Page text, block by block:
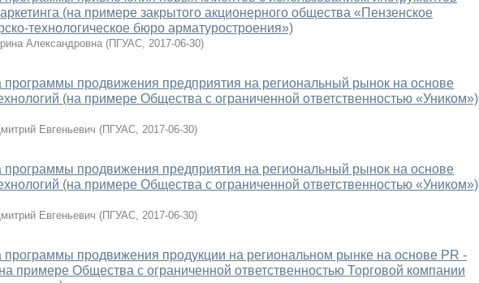
(на примере закрытого акционерного общества «Пензенское
технологическое бюро арматуростроения»)
Александровна (ПГУАС, 2017-06-30)
программы продвижения предприятия на региональный рынок на основе
(на примере Общества с ограниченной ответственностью «Уником»)
Евгеньевич (ПГУАС, 2017-06-30)
программы продвижения предприятия на региональный рынок на основе
(на примере Общества с ограниченной ответственностью «Уником»)
Евгеньевич (ПГУАС, 2017-06-30)
программы продвижения продукции на региональном рынке на основе PR -
примере Общества с ограниченной ответственностью Торговой компании